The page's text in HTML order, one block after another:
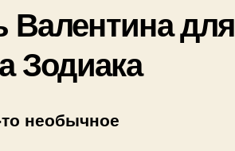
для
Зодиака
необычное